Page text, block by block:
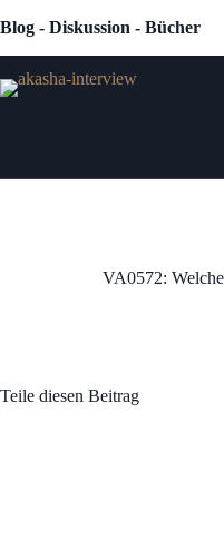
Inhalt
Blog - Diskussion - Bücher
VA0572:
Teile diesen Beitrag